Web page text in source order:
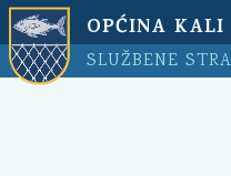
OPĆINA KALI
SLUŽBENE